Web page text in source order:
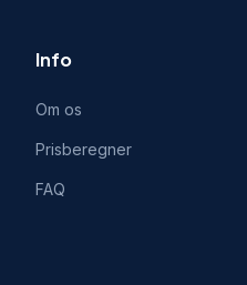
Info
Om os
Prisberegner
FAQ